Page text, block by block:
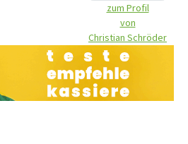
zum Profil
von
Christian Schröder